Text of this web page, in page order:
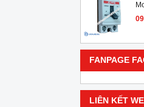
FANPAGE
LIÊN KẾT